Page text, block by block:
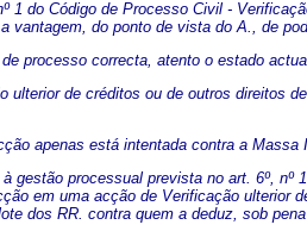
1 do Código de Processo Civil -
vantagem, do ponto de vista do A., de
processo correcta, atento o estado
ulterior de créditos ou de outros direitos
apenas está intentada contra a Massa
gestão processual prevista no art. 6º,
em uma acção de Verificação ulterior
dos RR. contra quem a deduz, sob